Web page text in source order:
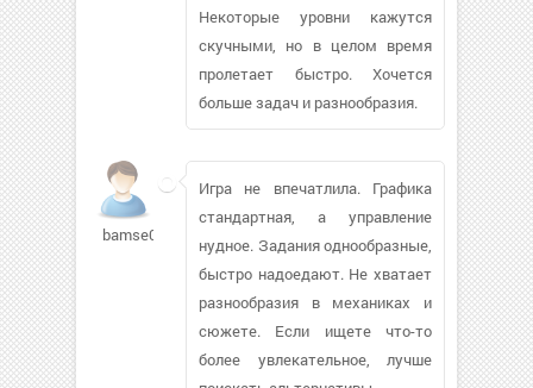
Некоторые уровни кажутся
скучными, но в целом время
пролетает быстро. Хочется
больше задач и разнообразия.
bamse011
Игра не впечатлила. Графика
стандартная, а управление
нудное. Задания однообразные,
быстро надоедают. Не хватает
разнообразия в механиках и
сюжете. Если ищете что-то
более увлекательное, лучше